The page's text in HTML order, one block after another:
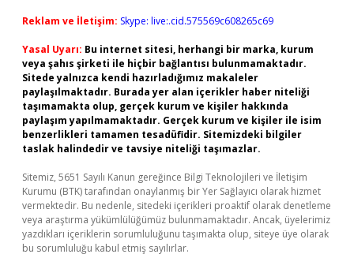
Reklam ve İletişim: Skype: live:.cid.575569c608265c69
Yasal Uyarı: Bu internet sitesi, herhangi bir marka, kurum
veya şahıs şirketi ile hiçbir bağlantısı bulunmamaktadır.
Sitede yalnızca kendi hazırladığımız makaleler
paylaşılmaktadır. Burada yer alan içerikler haber niteliği
taşımamakta olup, gerçek kurum ve kişiler hakkında
paylaşım yapılmamaktadır. Gerçek kurum ve kişiler ile isim
benzerlikleri tamamen tesadüfidir. Sitemizdeki bilgiler
taslak halindedir ve tavsiye niteliği taşımazlar.
Sitemiz, 5651 Sayılı Kanun gereğince Bilgi Teknolojileri ve İletişim
Kurumu (BTK) tarafından onaylanmış bir Yer Sağlayıcı olarak hizmet
vermektedir. Bu nedenle, sitedeki içerikleri proaktif olarak denetleme
veya araştırma yükümlülüğümüz bulunmamaktadır. Ancak, üyelerimiz
yazdıkları içeriklerin sorumluluğunu taşımakta olup, siteye üye olarak
bu sorumluluğu kabul etmiş sayılırlar.